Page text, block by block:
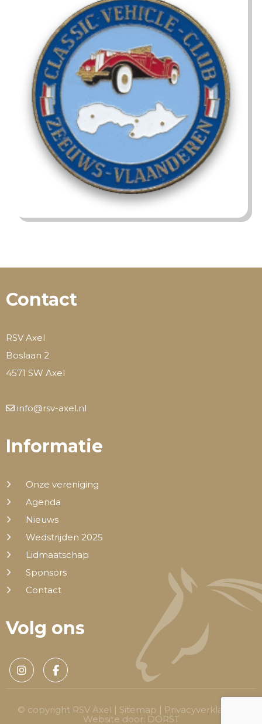
Contact
RSV Axel
Boslaan 2
4571 SW Axel
info@rsv-axel.nl
Informatie
Onze vereniging
Agenda
Nieuws
Wedstrijden 2025
Lidmaatschap
Sponsors
Contact
Volg ons
© copyright RSV Axel | Sitemap | Privacyverklaring
Website door: DORST